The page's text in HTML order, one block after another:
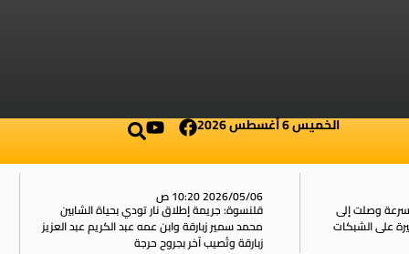
الخميس 6 أغسطس 2026
وصلت إلى
2026/05/06 10:20 ص
قلنسوة: جريمة إطلاق نار تودي بحياة الشابين
محمد سمير زبارقة وابن عمه عبد الكريم عبد العزيز
زبارقة وتُصيب آخر بجروح حرجة